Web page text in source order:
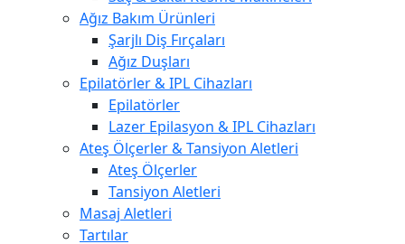
Ağız Bakım Ürünleri
Şarjlı Diş Fırçaları
Ağız Duşları
Epilatörler & IPL Cihazları
Epilatörler
Lazer Epilasyon & IPL Cihazları
Ateş Ölçerler & Tansiyon Aletleri
Ateş Ölçerler
Tansiyon Aletleri
Masaj Aletleri
Tartılar